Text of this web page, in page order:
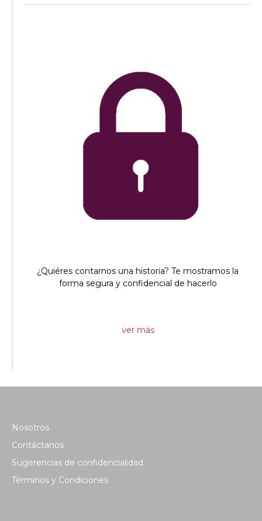
¿Quiéres contarnos una historia? Te mostramos la
forma segura y confidencial de hacerlo
ver más
Nosotros
Contáctanos
Sugerencias de confidencialidad
Términos y Condiciones